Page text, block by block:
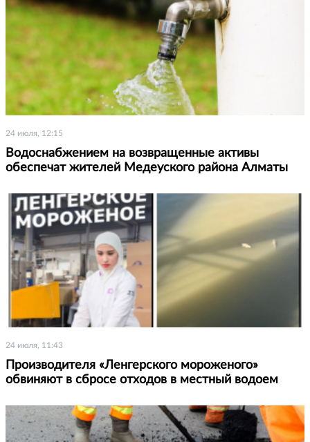
24 июля, 12:15
Водоснабжением на возвращенные активы
обеспечат жителей Медеуского района Алматы
24 июля, 11:43
Производителя «Ленгерского мороженого»
обвиняют в сбросе отходов в местный водоем